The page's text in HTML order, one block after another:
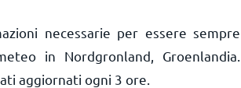
necessarie per essere sempre
in Nordgronland, Groenlandia.
aggiornati ogni 3 ore.